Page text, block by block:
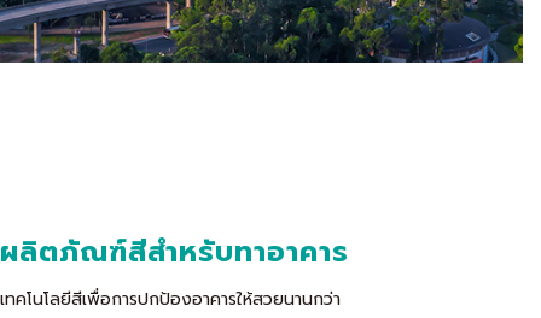
ผลิตภัณฑ์สีสำหรับทาอาคาร
เทคโนโลยีสีเพื่อการปกป้องอาคารให้สวยนานกว่า